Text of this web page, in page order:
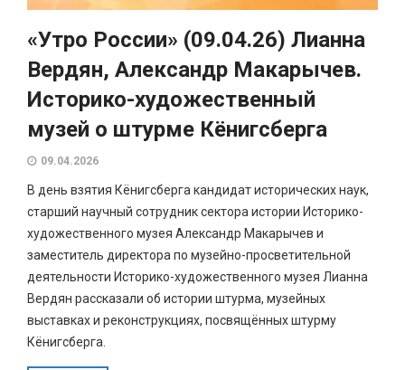
«Утро России» (09.04.26) Лианна
Вердян, Александр Макарычев.
Историко-художественный
музей о штурме Кёнигсберга
09.04.2026
В день взятия Кёнигсберга кандидат исторических наук,
старший научный сотрудник сектора истории Историко-
художественного музея Александр Макарычев и
заместитель директора по музейно-просветительной
деятельности Историко-художественного музея Лианна
Вердян рассказали об истории штурма, музейных
выставках и реконструкциях, посвящённых штурму
Кёнигсберга.